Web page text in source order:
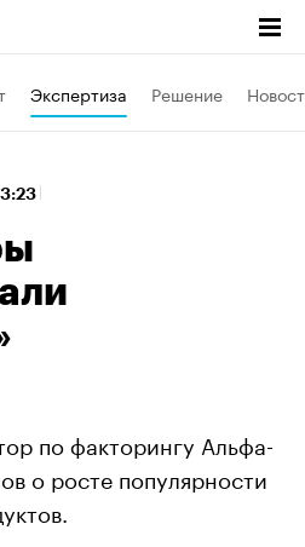
Экспертиза Решение
по факторингу Альфа-
о росте популярности